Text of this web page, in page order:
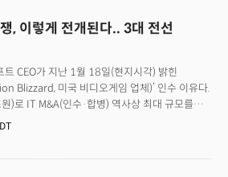
, 이렇게 전개된다.. 3대 전선
트 CEO가 지난 1월 18일(현지시각) 밝힌
Blizzard, 미국 비디오게임 업체)’ 인수 이유다.
)로 IT M&A(인수·합병) 역사상 최대 규모를
으로 메타버스를 지목했다. ‘미래 먹거리’로